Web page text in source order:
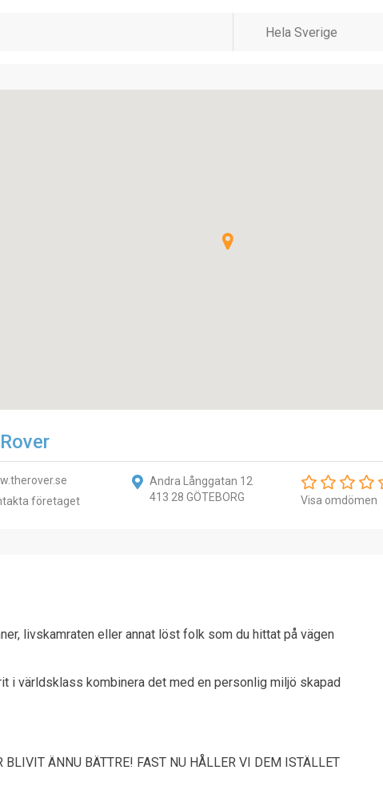
företaget
Andra Långgatan 12
413 28 GÖTEBORG
Visa omdömen
livskamraten eller annat löst folk som du hittat på vägen
i världsklass kombinera det med en personlig miljö skapad
BLIVIT ÄNNU BÄTTRE! FAST NU HÅLLER VI DEM ISTÄLLET